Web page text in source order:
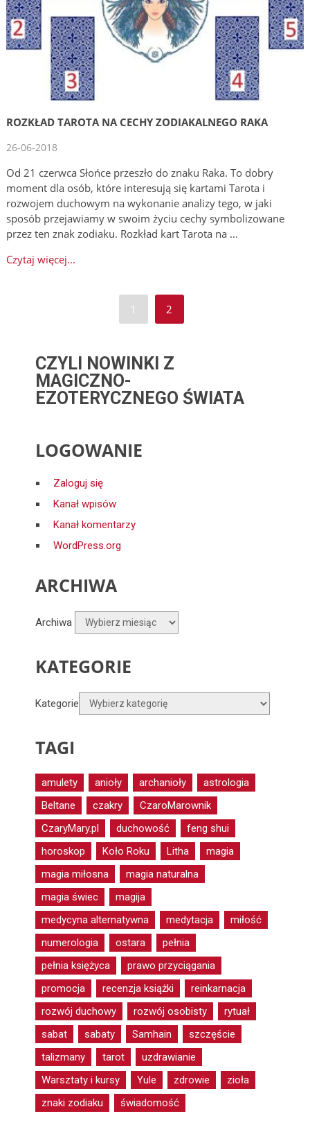
ROZKŁAD TAROTA NA CECHY ZODIAKALNEGO RAKA
26-06-2018
Od 21 czerwca Słońce przeszło do znaku Raka. To dobry
moment dla osób, które interesują się kartami Tarota i
rozwojem duchowym na wykonanie analizy tego, w jaki
sposób przejawiamy w swoim życiu cechy symbolizowane
przez ten znak zodiaku. Rozkład kart Tarota na …
Czytaj więcej...
1 2
CZYLI NOWINKI Z
MAGICZNO-
EZOTERYCZNEGO ŚWIATA
LOGOWANIE
Zaloguj się
Kanał wpisów
Kanał komentarzy
WordPress.org
ARCHIWA
Archiwa
KATEGORIE
Kategorie
TAGI
amulety anioły archanioły
astrologia
Beltane
czakry
CzaroMarownik
CzaryMary.pl
duchowość
feng shui
horoskop
Koło Roku Litha
magia
magia miłosna
magia naturalna
magia świec
magija
medycyna alternatywna
medytacja
miłość
numerologia
ostara
pełnia
pełnia księżyca
prawo przyciągania
promocja
recenzja książki
reinkarnacja
rozwój duchowy
rozwój osobisty
rytuał
sabat
sabaty Samhain
szczęście
talizmany
tarot
uzdrawianie
Warsztaty i kursy
Yule zdrowie
zioła
znaki zodiaku
świadomość